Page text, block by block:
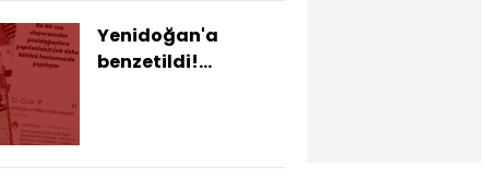
Yenidoğan'a
benzetildi!